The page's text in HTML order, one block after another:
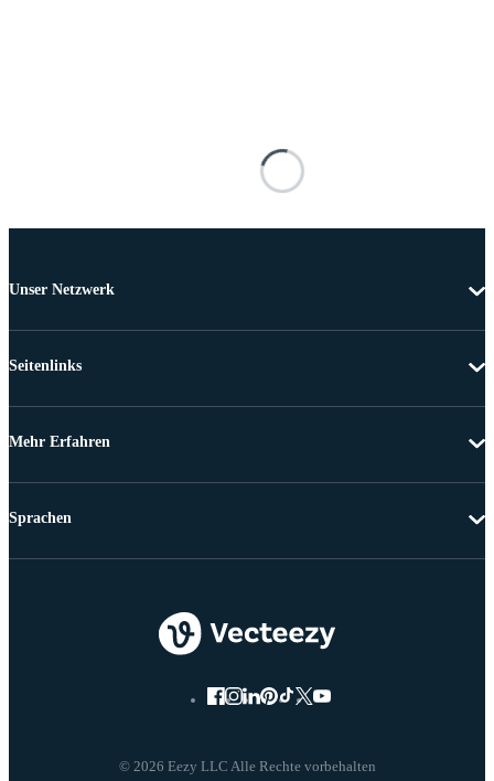
Unser Netzwerk
Seitenlinks
Mehr Erfahren
© 2026 Eezy LLC Alle Rechte vorbehalten
Sprachen